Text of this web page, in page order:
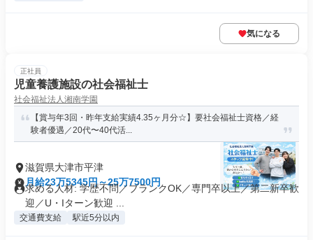
気になる
正社員
児童養護施設の社会福祉士
社会福祉法人湘南学園
【賞与年3回・昨年⽀給実績4.35ヶ⽉分☆】要社会福祉士資格／経
験者優遇／20代〜40代活...
滋賀県大津市平津
月給23万5345円～25万7500円
求める人材: 学歴不問／ブランクOK／専門卒以上／第二新卒歓
迎／U・Iターン歓迎 ...
交通費支給 駅近5分以内